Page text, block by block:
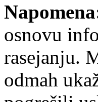
osnovu
rasejanju.
odmah